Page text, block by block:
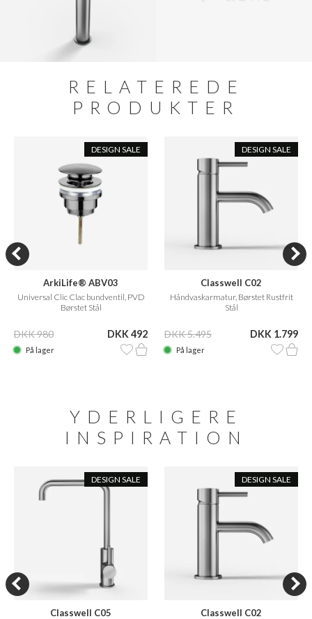
RELATEREDE
PRODUKTER
DESIGN SALE
ArkiLife® ABV03
Universal Clic Clac bundventil, PVD
Børstet Stål
DKK 980 DKK 492
På lager
DESIGN SALE
Classwell C02
Håndvaskarmatur, Børstet Rustfrit
Stål
DKK 5.495 DKK 1.799
På lager
YDERLIGERE
INSPIRATION
DESIGN SALE
Classwell C05
DESIGN SALE
Classwell C02